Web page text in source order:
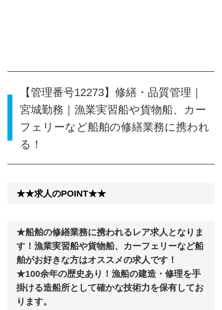
【管理番号12273】修繕・品質管理｜
宮城勤務｜漁業実習船や貨物船、カー
フェリーなど船舶の修繕業務に携われ
る！
★★求人のPOINT★★
★船舶の修繕業務に携われるレア求人となりま
す！漁業実習船や貨物船、カーフェリーなど船
舶がお好きな方はオススメの求人です！
★100余年の歴史あり！漁船の建造・修理を手
掛ける造船所として確かな技術力を保有してお
ります。